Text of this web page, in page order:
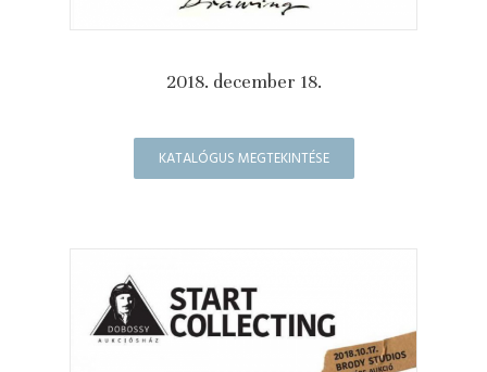
2018. december 18.
KATALÓGUS MEGTEKINTÉSE